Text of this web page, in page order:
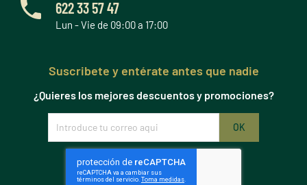
622 33 57 47
Lun - Vie de 09:00 a 17:00
Suscribete y entérate antes que nadie
¿Quieres los mejores descuentos y promociones?